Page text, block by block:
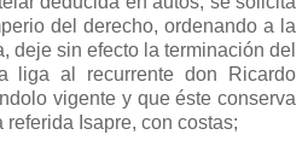
del derecho, ordenando a la
deje sin efecto la terminación del
liga al recurrente don Ricardo
vigente y que éste conserva
Isapre, con costas;